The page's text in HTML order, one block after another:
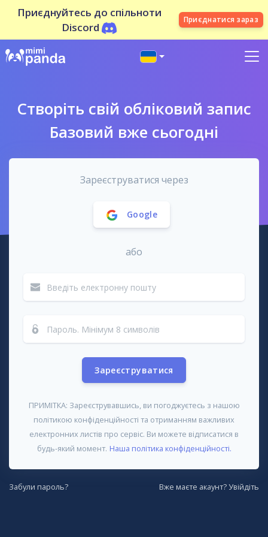
Приєднуйтесь до спільноти
Discord
Приєднатися зараз
Створіть свій обліковий запис
Базовий вже сьогодні
Зареєструватися через
Google
або
Зареєструватися
ПРИМІТКА: Зареєструвавшись, ви погоджуєтесь з нашою
політикою конфіденційності та отриманням важливих
електронних листів про сервіс. Ви можете відписатися в
будь-який момент. Наша політика конфіденційності.
Забули пароль? Вже маєте акаунт? Увійдіть